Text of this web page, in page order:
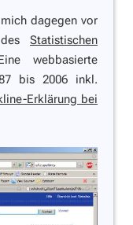
dagegen vor
Statistischen
webbasierte
bis 2006 inkl.
Erklärung bei